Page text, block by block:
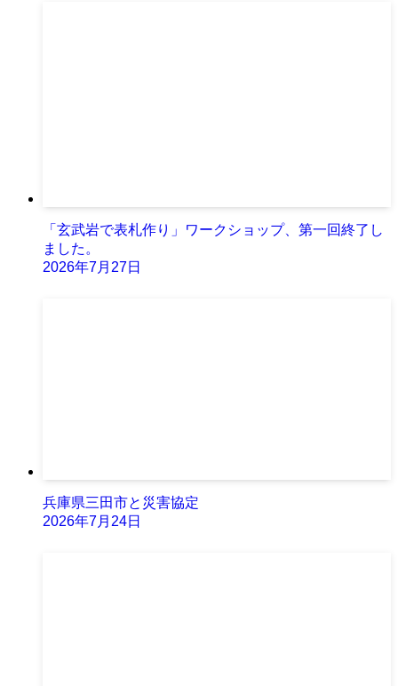
「玄武岩で表札作り」ワークショップ、第一回終了し
ました。
2026年7月27日
兵庫県三田市と災害協定
2026年7月24日